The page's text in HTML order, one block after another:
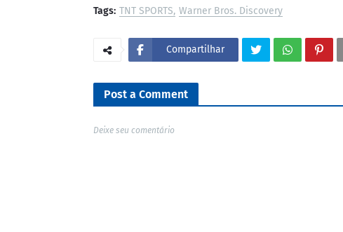
Tags: TNT SPORTS Warner Bros. Discovery
Compartilhar
Post a Comment
Deixe seu comentário